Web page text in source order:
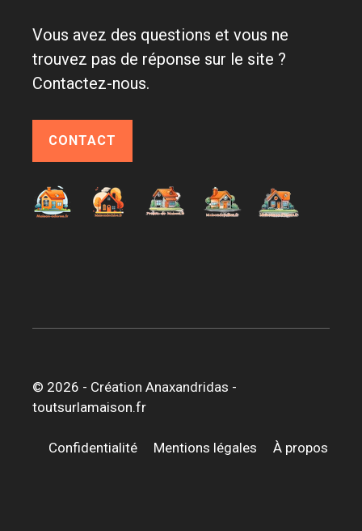
Vous avez des questions et vous ne
trouvez pas de réponse sur le site ?
Contactez-nous.
CONTACT
© 2026 - Création Anaxandridas -
toutsurlamaison.fr
Confidentialité Mentions légales À propos